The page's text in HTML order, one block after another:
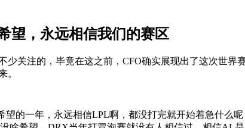
望，永远相信我们的赛区
少关注的，毕竟在这之前，CFO确实展现出了这次世
。
望的一年，永远相信LPL啊，都没打完就开始着急什